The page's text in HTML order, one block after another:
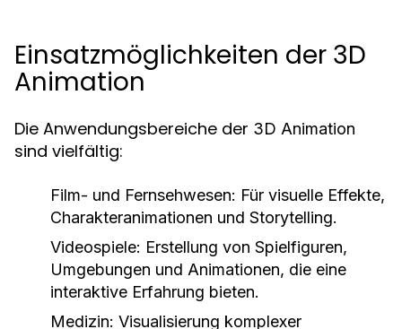
Einsatzmöglichkeiten der 3D
Animation
Die Anwendungsbereiche der 3D Animation
sind vielfältig:
Film- und Fernsehwesen: Für visuelle Effekte,
Charakteranimationen und Storytelling.
Videospiele: Erstellung von Spielfiguren,
Umgebungen und Animationen, die eine
interaktive Erfahrung bieten.
Medizin: Visualisierung komplexer